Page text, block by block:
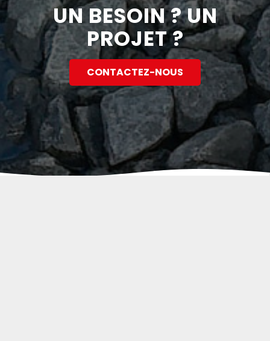
UN BESOIN ? UN
PROJET ?
CONTACTEZ-NOUS